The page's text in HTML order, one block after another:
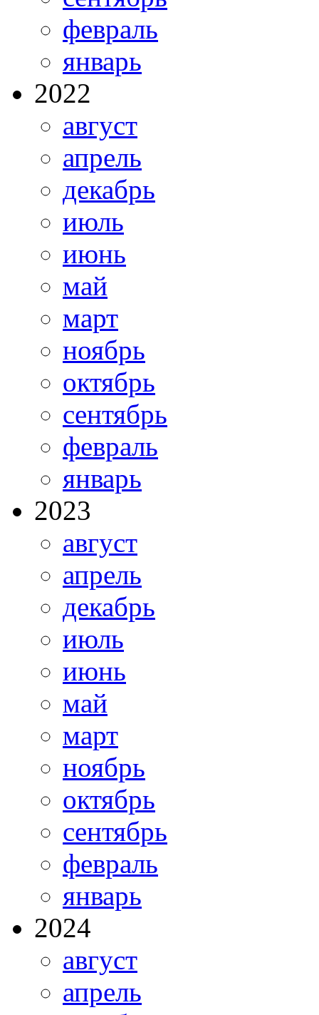
февраль
январь
2022
август
апрель
декабрь
июль
июнь
май
март
ноябрь
октябрь
сентябрь
февраль
январь
2023
август
апрель
декабрь
июль
июнь
май
март
ноябрь
октябрь
сентябрь
февраль
январь
2024
август
апрель